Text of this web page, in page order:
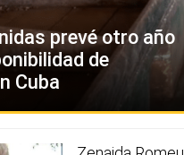
prevé otro año
de
Cuba